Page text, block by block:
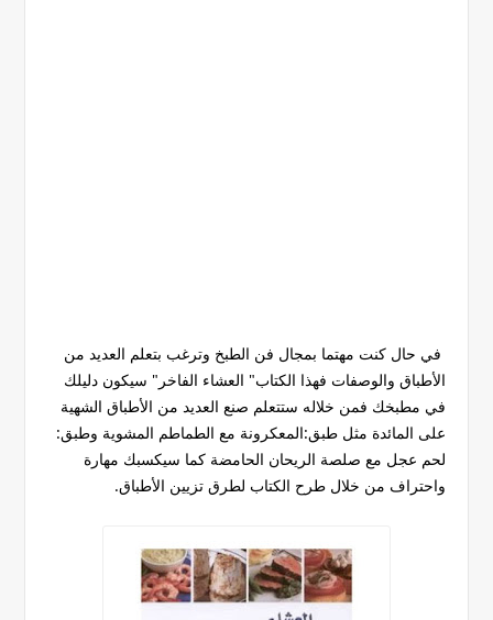
في حال كنت مهتما بمجال فن الطبخ وترغب بتعلم العديد من
الأطباق والوصفات فهذا الكتاب" العشاء الفاخر" سيكون دليلك
في مطبخك فمن خلاله ستتعلم صنع العديد من الأطباق الشهية
على المائدة مثل طبق:المعكرونة مع الطماطم المشوية وطبق:
لحم عجل مع صلصة الريحان الحامضة كما سيكسبك مهارة
واحتراف من خلال طرح الكتاب لطرق تزيين الأطباق.